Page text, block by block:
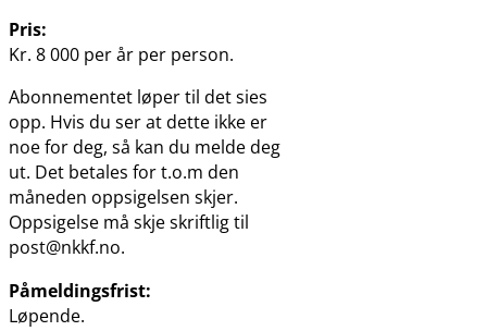
Pris:
Kr. 8 000 per år per person.
Abonnementet løper til det sies
opp. Hvis du ser at dette ikke er
noe for deg, så kan du melde deg
ut. Det betales for t.o.m den
måneden oppsigelsen skjer.
Oppsigelse må skje skriftlig til
post@nkkf.no.
Påmeldingsfrist:
Løpende.